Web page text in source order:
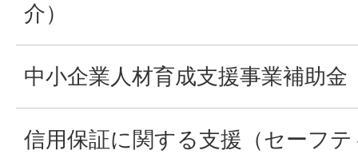
介）
中小企業人材育成支援事業補助金
信用保証に関する支援（セーフ